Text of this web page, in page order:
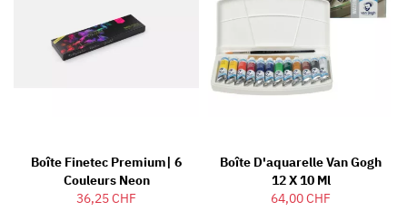
Boîte Finetec Premium| 6
Couleurs Neon
36,25 CHF
Boîte D'aquarelle Van Gogh
12 X 10 Ml
64,00 CHF